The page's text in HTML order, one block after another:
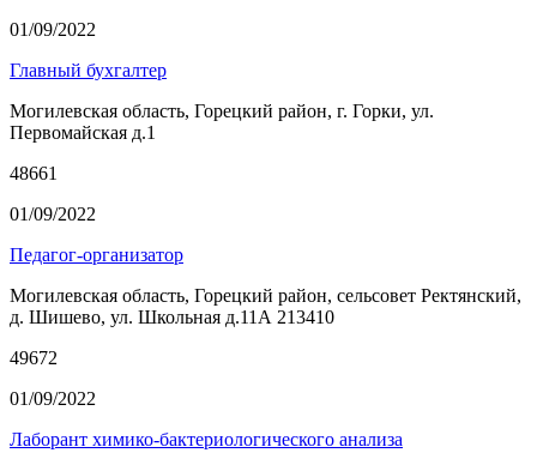
01/09/2022
Главный бухгалтер
Могилевская область, Горецкий район, г. Горки, ул.
Первомайская д.1
48661
01/09/2022
Педагог-организатор
Могилевская область, Горецкий район, сельсовет Ректянский,
д. Шишево, ул. Школьная д.11А 213410
49672
01/09/2022
Лаборант химико-бактериологического анализа